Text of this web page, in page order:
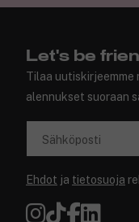
Let's be
Tilaa uutiskirjeemme
alennukset suoraan
Sähköposti
Ehdot ja tietosuoja